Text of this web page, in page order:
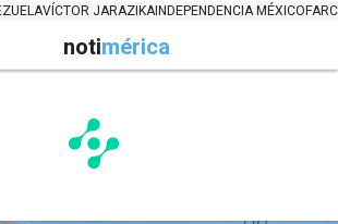
VÍCTOR JARAZIKAINDEPENDENCIA MÉXICOFARC
notimérica